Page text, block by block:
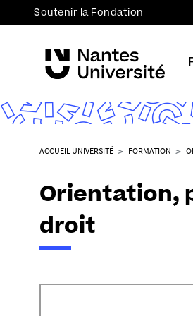
Soutenir la Fondation
V
u
s
t
e
i
ACCUEIL UNIVERSITÉ FORMATION
Orientation,
droit